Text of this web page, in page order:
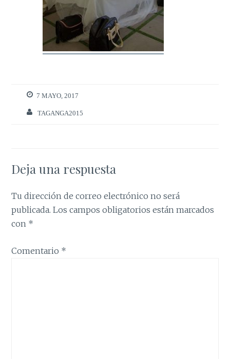
7 MAYO, 2017
TAGANGA2015
Deja una respuesta
Tu dirección de correo electrónico no será
publicada. Los campos obligatorios están marcados
con *
Comentario *